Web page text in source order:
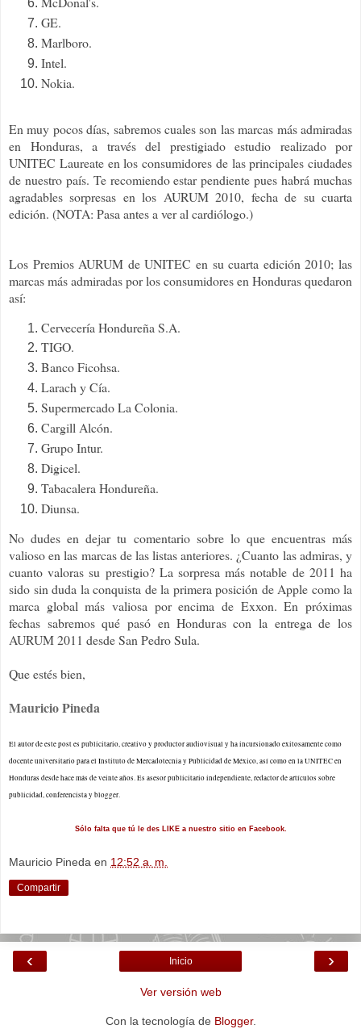
GE.
Marlboro.
Intel.
Nokia.
En muy pocos días, sabremos cuales son las marcas más admiradas
en Honduras, a través del prestigiado estudio realizado por
UNITEC Laureate en los consumidores de las principales ciudades
de nuestro país. Te recomiendo estar pendiente pues habrá muchas
agradables sorpresas en los AURUM 2010, fecha de su cuarta
edición. (NOTA: Pasa antes a ver al cardiólogo.)
Los Premios AURUM de UNITEC en su cuarta edición 2010; las
marcas más admiradas por los consumidores en Honduras quedaron
así:
Cervecería Hondureña S.A.
TIGO.
Banco Ficohsa.
Larach y Cía.
Supermercado La Colonia.
Cargill Alcón.
Grupo Intur.
Digicel.
Tabacalera Hondureña.
Diunsa.
No dudes en dejar tu comentario sobre lo que encuentras más
valioso en las marcas de las listas anteriores. ¿Cuanto las admiras, y
cuanto valoras su prestigio? La sorpresa más notable de 2011 ha
sido sin duda la conquista de la primera posición de Apple como la
marca global más valiosa por encima de Exxon. En próximas
fechas sabremos qué pasó en Honduras con la entrega de los
AURUM 2011 desde San Pedro Sula.
Que estés bien,
Mauricio Pineda
El autor de este post es publicitario, creativo y productor audiovisual y ha incursionado exitosamente como
docente universitario para el Instituto de Mercadotecnia y Publicidad de México, así como en la UNITEC en
Honduras desde hace más de veinte años. Es asesor publicitario independiente, redactor de artículos sobre
publicidad, conferencista y blogger.
Sólo falta que tú le des LIKE a nuestro sitio en Facebook.
Mauricio Pineda en 12:52 a. m.
Compartir
‹ ›
Inicio
Ver versión web
Con la tecnología de Blogger.